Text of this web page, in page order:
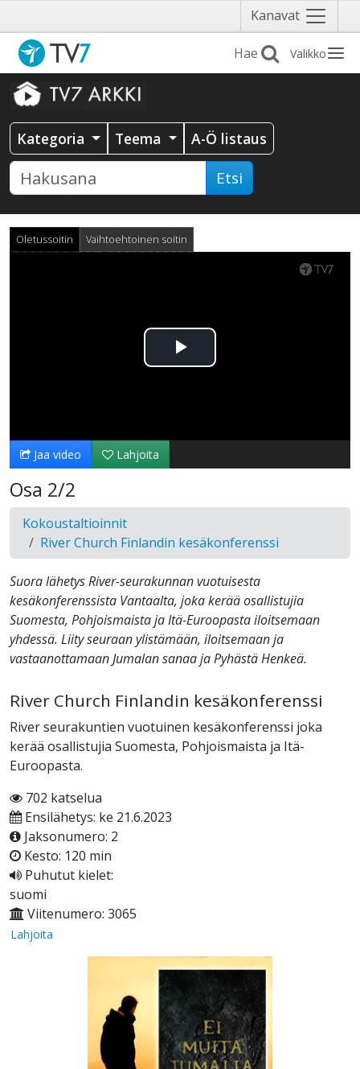
Kanavat Näytä
valikko
Valikko
Kategoria Teema A-Ö listaus
Etsi
Oletussoitin Vaihtoehtoinen soitin
Toista
Jaa video Lahjoita
Osa 2/2
Kokoustaltioinnit
River Church Finlandin kesäkonferenssi
Suora lähetys River-seurakunnan vuotuisesta
kesäkonferenssista Vantaalta, joka kerää osallistujia
Suomesta, Pohjoismaista ja Itä-Euroopasta iloitsemaan
yhdessä. Liity seuraan ylistämään, iloitsemaan ja
vastaanottamaan Jumalan sanaa ja Pyhästä Henkeä.
River Church Finlandin kesäkonferenssi
River seurakuntien vuotuinen kesäkonferenssi joka
kerää osallistujia Suomesta, Pohjoismaista ja Itä-
Euroopasta.
702 katselua
Ensilähetys: ke 21.6.2023
Jaksonumero: 2
Kesto: 120 min
Puhutut kielet:
suomi
Viitenumero: 3065
Lahjoita